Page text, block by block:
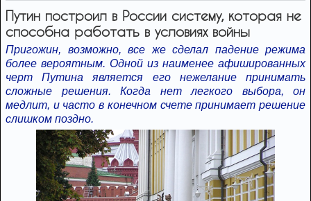
Путин построил в России систему, которая не
способна работать в условиях войны
Пригожин, возможно, все же сделал падение режима
более вероятным. Одной из наименее афишированных
черт Путина является его нежелание принимать
сложные решения. Когда нет легкого выбора, он
медлит, и часто в конечном счете принимает решение
слишком поздно.